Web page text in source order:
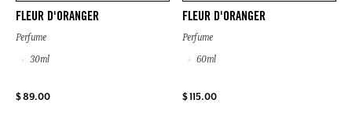
FLEUR D'ORANGER
Perfume
30ml
$ 89.00
FLEUR D'ORANGER
Perfume
60ml
$ 115.00